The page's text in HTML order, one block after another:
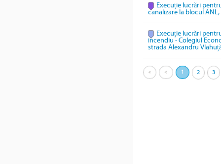
Execuție lucrări
canalizare la blocul
Execuție lucrări
incendiu - Colegiul
strada Alexandru
« < 1 2 3